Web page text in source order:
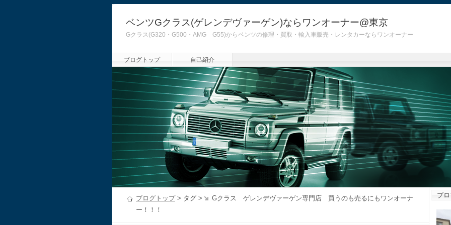
ベンツGクラス(ゲレンデヴァーゲン)ならワンオーナー@東京
Gクラス(G320・G500・AMG G55)からベンツの修理・買取・輸入車販売・レンタカーならワンオーナー
ブログトップ 自己紹介
ブログトップ> タグ >
Gクラス ゲレンデヴァーゲン専門店 買うのも売るにもワンオーナ
ー！！！
プ